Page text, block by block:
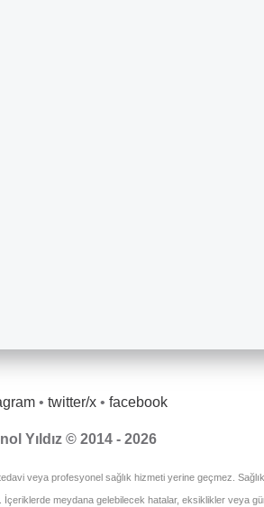
• twitter/x• facebook
Yıldız © 2014 - 2026
veya profesyonel sağlık hizmeti yerine geçmez.
meydana gelebilecek hatalar, eksiklikler veya